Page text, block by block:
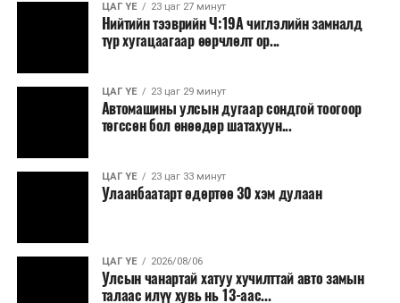
ЦАГ ҮЕ 23 цаг 27 минут
Нийтийн тээврийн Ч:19А чиглэлийн замналд
түр хугацаагаар өөрчлөлт ор...
ЦАГ ҮЕ 23 цаг 29 минут
Автомашины улсын дугаар сондгой тоогоор
төгссөн бол өнөөдөр шатахуун...
ЦАГ ҮЕ 23 цаг 33 минут
Улаанбаатарт өдөртөө 30 хэм дулаан
ЦАГ ҮЕ 2026/08/06
Улсын чанартай хатуу хучилттай авто замын
талаас илүү хувь нь 13-аас...